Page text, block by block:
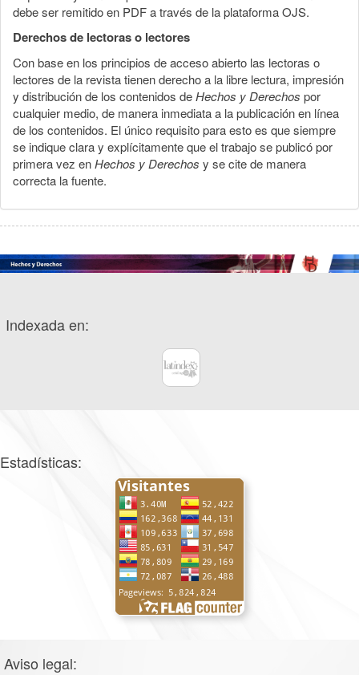
debe ser remitido en PDF a través de la plataforma OJS.
Derechos de lectoras o lectores
Con base en los principios de acceso abierto las lectoras o
lectores de la revista tienen derecho a la libre lectura, impresión
y distribución de los contenidos deHechos y Derechos por
cualquier medio, de manera inmediata a la publicación en línea
de los contenidos. El único requisito para esto es que siempre
se indique clara y explícitamente que el trabajo se publicó por
primera vez enHechos y Derechos y se cite de manera
correcta la fuente.
Indexada en:
Estadísticas:
Aviso legal: